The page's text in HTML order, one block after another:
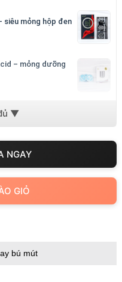
siêu mỏng hộp đen
– mỏng dưỡng
mỏng cảm giác
GIỎ
bú mút